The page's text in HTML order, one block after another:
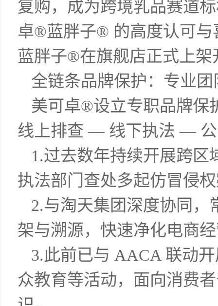
复购，成为跨境乳品赛道
卓®蓝胖子® 的高度认可与
蓝胖子®在旗舰店正式上架
全链条品牌保护：专业
美可卓®设立专职品牌保
线上排查 — 线下执法 — 公
1.过去数年持续开展跨
执法部门查处多起仿冒侵
2.与淘天集团深度协同，
架与溯源，快速净化电商
3.此前已与 AACA 联动
众教育等活动，面向消费